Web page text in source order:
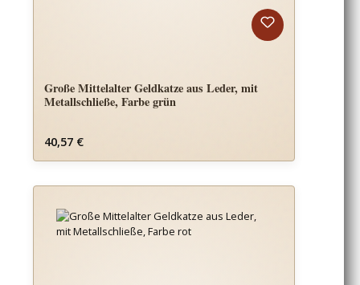
Große Mittelalter Geldkatze aus Leder, mit
Metallschließe, Farbe grün
Regulärer Preis:
40,57 €